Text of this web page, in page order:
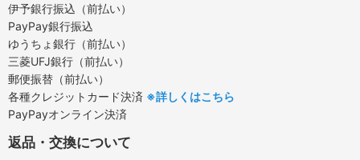
伊予銀行振込（前払い）
PayPay銀行振込
ゆうちょ銀行（前払い）
三菱UFJ銀行（前払い）
郵便振替（前払い）
各種クレジットカード決済 ※詳しくはこちら
PayPayオンライン決済
返品・交換について